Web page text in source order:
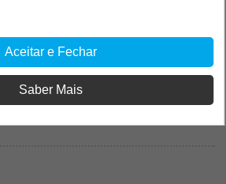
Aceitar e Fechar
Saber Mais